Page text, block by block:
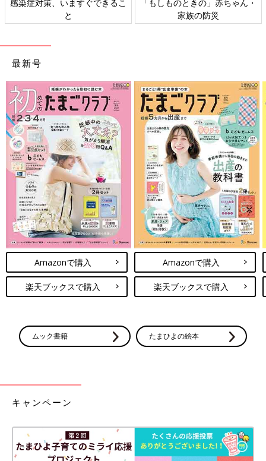
感染症対策、いますぐできるこ
と
「もしものときの」赤ちゃん・
家族の防災
最新号
Amazonで購入
楽天ブックスで購入
Amazonで購入
楽天ブックスで購入
ムック書籍 たまひよの絵本
キャンペーン